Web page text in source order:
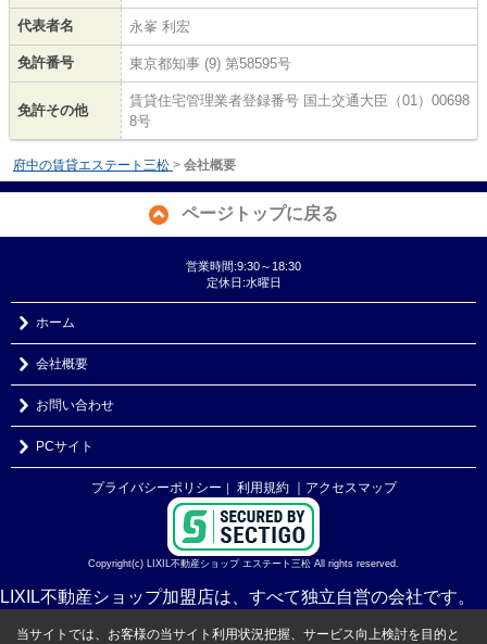
代表者名 永峯 利宏
免許番号 東京都知事 (9) 第58595号
免許その他
賃貸住宅管理業者登録番号 国土交通大臣（01）00698
8号
府中の賃貸エステート三松 > 会社概要
ページトップに戻る
営業時間:9:30～18:30
定休日:水曜日
ホーム
会社概要
お問い合わせ
PCサイト
プライバシーポリシー ｜ 利用規約 ｜アクセスマップ
Copyright(c) LIXIL不動産ショップ エステート三松 All rights reserved.
LIXIL不動産ショップ加盟店は、すべて独立自営の会社です。
当サイトでは、お客様の当サイト利用状況把握、サービス向上検討を目的と